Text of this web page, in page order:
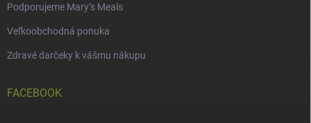
Podporujeme Mary’s Meals
Veľkoobchodná ponuka
Zdravé darčeky k vášmu nákupu
FACEBOOK